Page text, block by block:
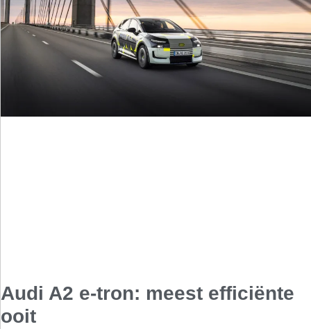
Audi A2 e-tron: meest efficiënte
ooit